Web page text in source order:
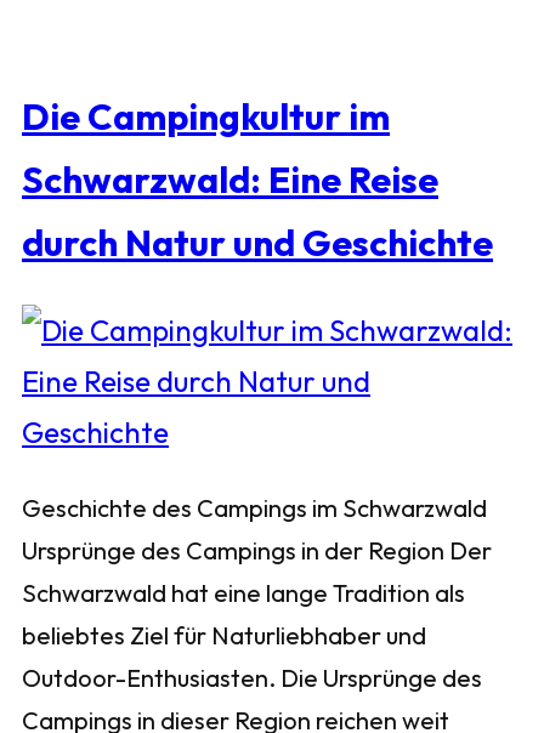
Die Campingkultur im
Schwarzwald: Eine Reise
durch Natur und Geschichte
Geschichte des Campings im Schwarzwald
Ursprünge des Campings in der Region Der
Schwarzwald hat eine lange Tradition als
beliebtes Ziel für Naturliebhaber und
Outdoor-Enthusiasten. Die Ursprünge des
Campings in dieser Region reichen weit